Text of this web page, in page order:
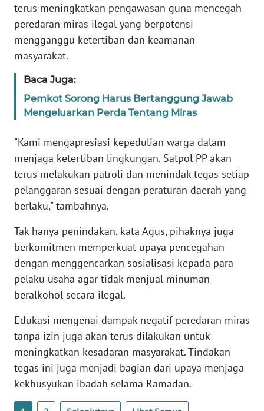
terus meningkatkan pengawasan guna mencegah
peredaran miras ilegal yang berpotensi
mengganggu ketertiban dan keamanan
masyarakat.
Baca Juga:
Pemkot Sorong Harus Bertanggung Jawab
Mengeluarkan Perda Tentang Miras
"Kami mengapresiasi kepedulian warga dalam
menjaga ketertiban lingkungan. Satpol PP akan
terus melakukan patroli dan menindak tegas setiap
pelanggaran sesuai dengan peraturan daerah yang
berlaku," tambahnya.
Tak hanya penindakan, kata Agus, pihaknya juga
berkomitmen memperkuat upaya pencegahan
dengan menggencarkan sosialisasi kepada para
pelaku usaha agar tidak menjual minuman
beralkohol secara ilegal.
Edukasi mengenai dampak negatif peredaran miras
tanpa izin juga akan terus dilakukan untuk
meningkatkan kesadaran masyarakat. Tindakan
tegas ini juga menjadi bagian dari upaya menjaga
kekhusyukan ibadah selama Ramadan.
WN
PAPUA
BARAT
RIAU
WN
WN
JAMBI
WN
SULTRA
WN
WN
SULTENG
SULBAR
WN
BABEL